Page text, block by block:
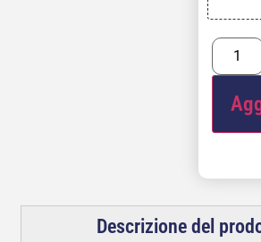
Descrizione del